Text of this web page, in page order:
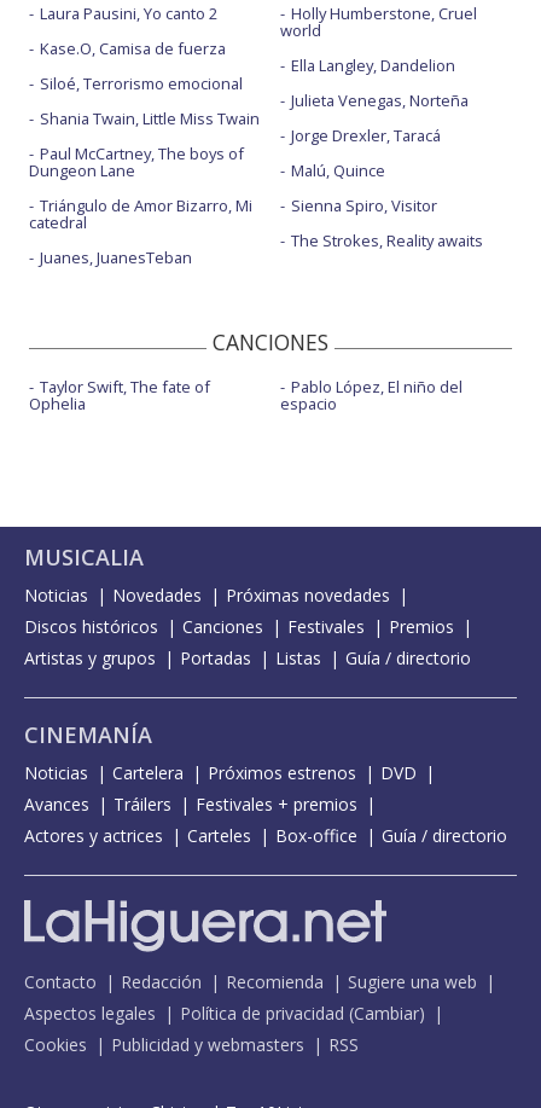
Laura Pausini, Yo canto 2
Kase.O, Camisa de fuerza
Siloé, Terrorismo emocional
Shania Twain, Little Miss Twain
Paul McCartney, The boys of
Dungeon Lane
Triángulo de Amor Bizarro, Mi
catedral
Juanes, JuanesTeban
Holly Humberstone, Cruel
world
Ella Langley, Dandelion
Julieta Venegas, Norteña
Jorge Drexler, Taracá
Malú, Quince
Sienna Spiro, Visitor
The Strokes, Reality awaits
CANCIONES
Taylor Swift, The fate of
Ophelia
Pablo López, El niño del
espacio
MUSICALIA
Noticias Novedades
Próximas novedades
Discos históricos
Canciones Festivales
Premios
Artistas y grupos
Portadas Listas Guía / directorio
CINEMANÍA
Noticias Cartelera Próximos estrenos
DVD
Avances
Tráilers
Festivales + premios
Actores y actrices
Carteles Box-office Guía / directorio
Contacto Redacción Recomienda
Sugiere una web
Aspectos legales
Política de privacidad (Cambiar)
Cookies
Publicidad y webmasters RSS